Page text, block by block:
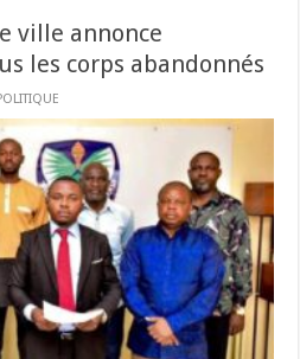
ville annonce
les corps abandonnés